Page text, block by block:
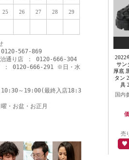
2022
サン
厚底
タン
具
国内
売
25 26 27 28 29
567-869
治通り店 ： 0120-666-304
： 0120-666-291 ※日・水
～19:00(最終入店18:3
・お盆・お正月